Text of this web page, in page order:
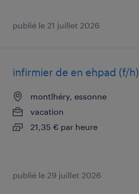
publié le 21 juillet 2026
infirmier de en ehpad (f/h)
montlhéry, essonne
vacation
21,35 € par heure
publié le 29 juillet 2026